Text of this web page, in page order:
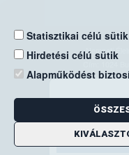
Statisztikai célú sütik
Hirdetési célú sütik
Alapműködést
Nemzeti
Levelezési
E-mail:
Zöld